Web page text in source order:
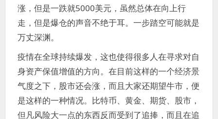
涨，但是一跌就5000美元，虽然总体在向上行
走，但是爆仓的声音不绝于耳。一步踏空可能就是
万丈深渊。
疫情在全球持续爆发，这也使得很多人在寻求对自
身资产保值增值的方向。在目前这样的一个经济景
气度之下，股市还会涨，而且大家还期望牛市，便
是这样的一种情况。比特币、黄金、期货、股市，
但凡风险大一点的东西反而受到了追捧，而且在追